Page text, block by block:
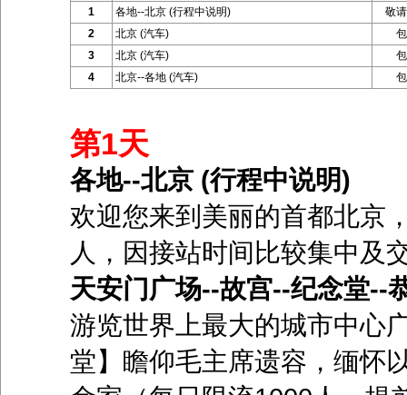
1
各地--北京 (行程中说明)
敬
2
北京 (汽车)
3
北京 (汽车)
4
北京--各地 (汽车)
第1天
各地--北京 (行程中说明)
欢迎您来到美丽的首都北京
人，因接站时间比较集中及
天安门广场--故宫--纪念堂--
游览世界上最大的城市中心
堂】瞻仰毛主席遗容，缅怀